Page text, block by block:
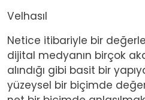
Velhasıl
Netice itibariyle bir
dijital medyanın birçok
alındığı gibi basit bir
yüzeysel bir biçimde